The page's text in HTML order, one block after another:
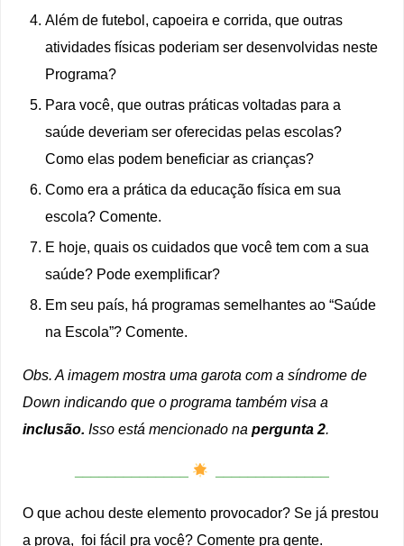
Além de futebol, capoeira e corrida, que outras
atividades físicas poderiam ser desenvolvidas neste
Programa?
Para você, que outras práticas voltadas para a
saúde deveriam ser oferecidas pelas escolas?
Como elas podem beneficiar as crianças?
Como era a prática da educação física em sua
escola? Comente.
E hoje, quais os cuidados que você tem com a sua
saúde? Pode exemplificar?
Em seu país, há programas semelhantes ao “Saúde
na Escola”? Comente.
Obs. A imagem mostra uma garota com a síndrome de
Down indicando que o programa também visa a
inclusão. Isso está mencionado napergunta 2.
O que achou deste elemento provocador? Se já prestou
a prova, foi fácil pra você? Comente pra gente.